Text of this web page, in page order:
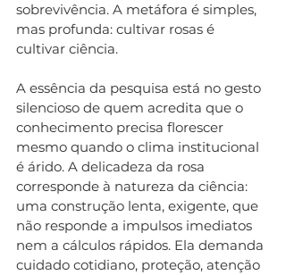
sobrevivência. A metáfora é simples,
mas profunda: cultivar rosas é
cultivar ciência.
A essência da pesquisa está no gesto
silencioso de quem acredita que o
conhecimento precisa florescer
mesmo quando o clima institucional
é árido. A delicadeza da rosa
corresponde à natureza da ciência:
uma construção lenta, exigente, que
não responde a impulsos imediatos
nem a cálculos rápidos. Ela demanda
cuidado cotidiano, proteção, atenção